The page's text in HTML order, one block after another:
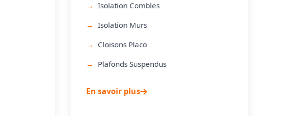
Isolation Combles
Isolation Murs
Cloisons Placo
Plafonds Suspendus
En savoir plus